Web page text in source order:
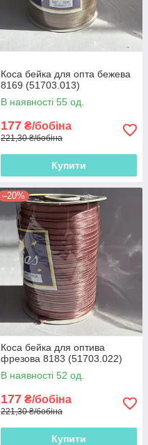
Коса бейка для опта бежева
8169 (51703.013)
В наявності 55 од.
177 ₴/бобіна
221,30 ₴/бобіна
Купити
–20%
Коса бейка для оптива
фрезова 8183 (51703.022)
В наявності 52 од.
177 ₴/бобіна
221,30 ₴/бобіна
Купити